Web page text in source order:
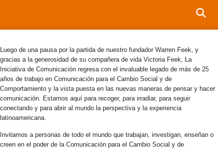
Luego de una pausa por la partida de nuestro fundador Warren Feek, y
gracias a la generosidad de su compañera de vida Victoria Feek, La
Iniciativa de Comunicación regresa con el invaluable legado de más de 25
años de trabajo en Comunicación para el Cambio Social y de
Comportamiento y la vista puesta en las nuevas maneras de pensar y hacer
comunicación. Estamos aquí para recoger, para irradiar, para seguir
conectando y para abrir al mundo la perspectiva y la experiencia
latinoamericana.
Invitamos a personas de todo el mundo que trabajan, investigan, enseñan o
creen en el poder de la Comunicación para el Cambio Social y de